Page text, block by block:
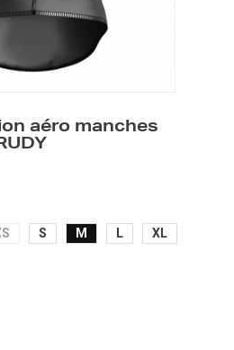
aéro manches
S M L
XL